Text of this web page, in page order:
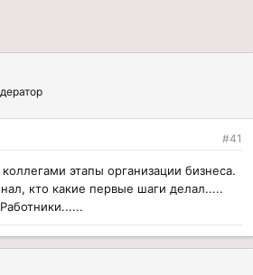
#41
этапы организации бизнеса.
кто какие первые шаги делал.....